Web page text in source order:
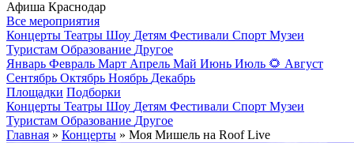
Афиша Краснодар
Все мероприятия
Концерты Театры Шоу Детям Фестивали Спорт Музеи
Туристам Образование Другое
Январь Февраль Март Апрель Май Июнь Июль 🌻 Август
Сентябрь Октябрь Ноябрь Декабрь
Площадки Подборки
Концерты Театры Шоу Детям Фестивали Спорт Музеи
Туристам Образование Другое
Главная » Концерты » Моя Мишель на Roof Live